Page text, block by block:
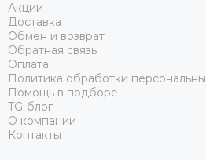
Акции
Доставка
Обмен и возврат
Обратная связь
Оплата
Политика обработки
Помощь в подборе
TG-блог
О компании
Контакты